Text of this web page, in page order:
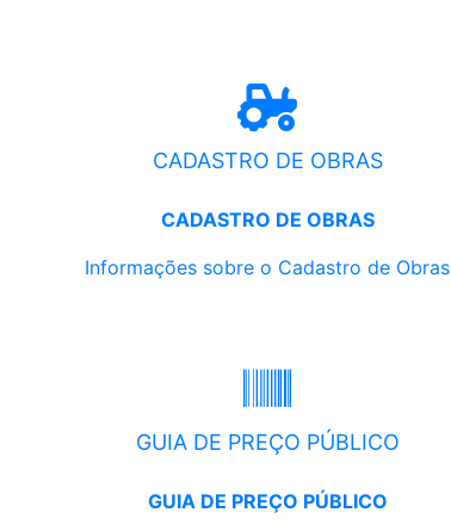
CADASTRO DE OBRAS
CADASTRO DE OBRAS
Informações sobre o Cadastro de Obras
GUIA DE PREÇO PÚBLICO
GUIA DE PREÇO PÚBLICO